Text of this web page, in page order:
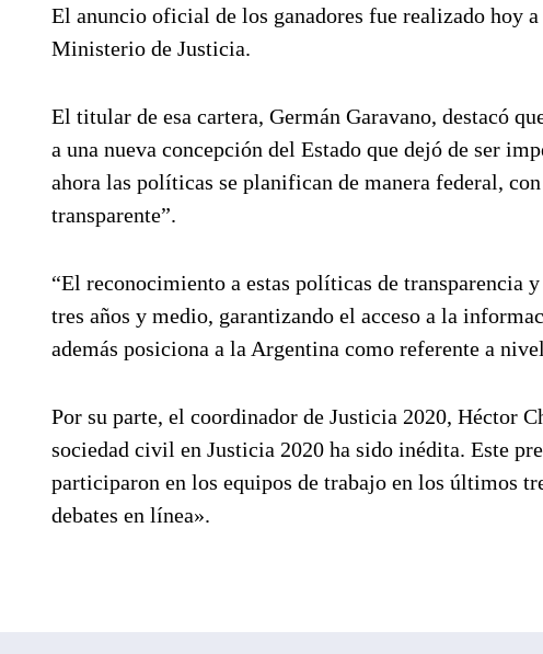
El anuncio oficial de los ganadores fue realizado hoy
Ministerio de Justicia.
El titular de esa cartera, Germán Garavano, destacó
a una nueva concepción del Estado que dejó de ser
ahora las políticas se planifican de manera federal,
transparente”.
“El reconocimiento a estas políticas de
tres años y medio, garantizando el acceso a la
además posiciona a la Argentina como referente a
Por su parte, el coordinador de Justicia 2020, Héctor
sociedad civil en Justicia 2020 ha sido inédita. Este
participaron en los equipos de trabajo en los últimos
debates en línea».